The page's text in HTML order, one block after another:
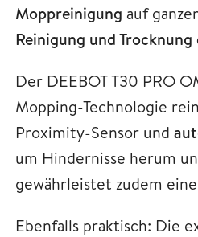
Moppreinigung auf
Reinigung und
Der DEEBOT T30 PRO
Mopping-Technologie
Proximity-Sensor und
um Hindernisse herum
gewährleistet zudem
Ebenfalls praktisch: Die